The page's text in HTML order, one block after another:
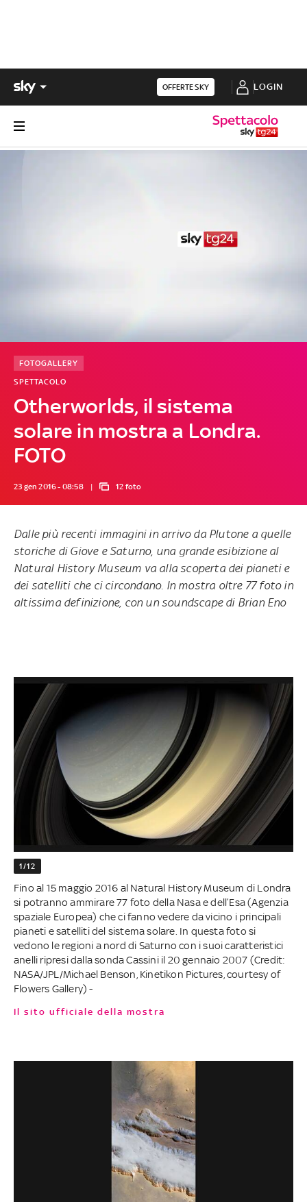
OFFERTE SKY LOGIN
Otherworlds, il sistema
solare in mostra a Londra.
FOTO
SPETTACOLO
FOTOGALLERY
23 gen 2016 - 08:58 12 foto
Dalle più recenti immagini in arrivo da Plutone a quelle
storiche di Giove e Saturno, una grande esibizione al
Natural History Museum va alla scoperta dei pianeti e
dei satelliti che ci circondano. In mostra oltre 77 foto in
altissima definizione, con un soundscape di Brian Eno
1/12
Fino al 15 maggio 2016 al Natural History Museum di Londra
si potranno ammirare 77 foto della Nasa e dell’Esa (Agenzia
spaziale Europea) che ci fanno vedere da vicino i principali
pianeti e satelliti del sistema solare. In questa foto si
vedono le regioni a nord di Saturno con i suoi caratteristici
anelli ripresi dalla sonda Cassini il 20 gennaio 2007 (Credit:
NASA/JPL/Michael Benson, Kinetikon Pictures, courtesy of
Flowers Gallery) -
Il sito ufficiale della mostra